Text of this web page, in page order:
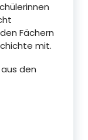
Fächern
mit.
den